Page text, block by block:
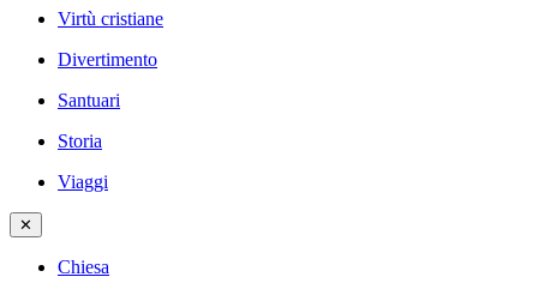
Virtù cristiane
Divertimento
Santuari
Storia
Viaggi
✕
Chiesa